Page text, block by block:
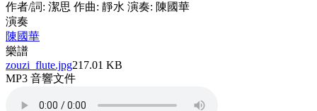
作者/詞: 潔思 作曲: 靜水 演奏: 陳國華
演奏
陳國華
樂譜
zouzi_flute.jpg217.01 KB
MP3 音響文件